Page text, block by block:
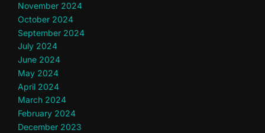
November 2024
October 2024
September 2024
July 2024
June 2024
May 2024
April 2024
March 2024
February 2024
December 2023